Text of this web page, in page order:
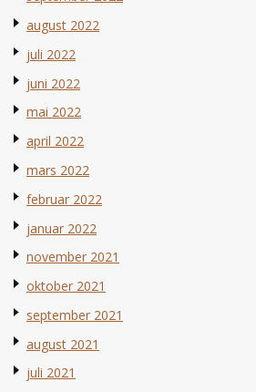
august 2022
juli 2022
juni 2022
mai 2022
april 2022
mars 2022
februar 2022
januar 2022
november 2021
oktober 2021
september 2021
august 2021
juli 2021